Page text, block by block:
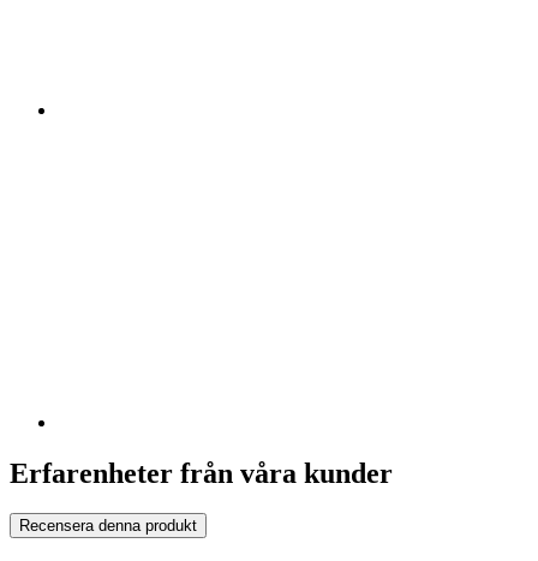
Erfarenheter från våra kunder
Recensera denna produkt